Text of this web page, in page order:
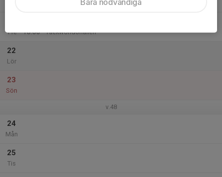
Fre
18:00
Taekwondohallen
22
Lör
23
Sön
v.48
24
Mån
25
Tis